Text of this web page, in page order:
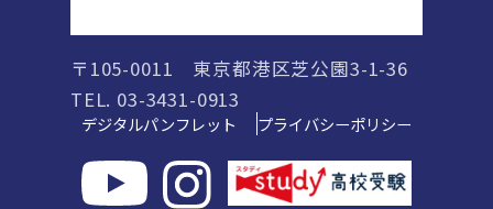
〒105-0011 東京都港区芝公園3-1-36
TEL. 03-3431-0913
デジタルパンフレット プライバシーポリシー